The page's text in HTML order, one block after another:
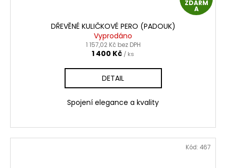
D
ZDARM
A
DŘEVĚNÉ KULIČKOVÉ PERO (PADOUK)
Vyprodáno
1 157,02 Kč bez DPH
1 400 Kč / ks
DETAIL
Spojení elegance a kvality
Kód: 467